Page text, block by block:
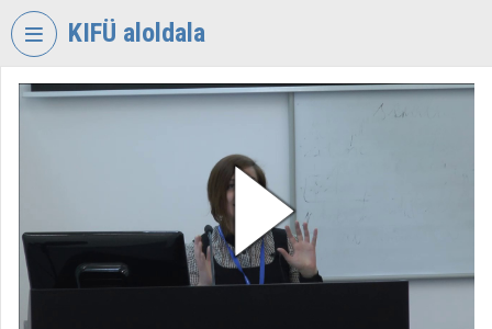
Fejléc kihagyása
KIFÜ aloldala
VIDEOTORIUM
ÜGYNÖKSÉG
Intézményi kezdőlap